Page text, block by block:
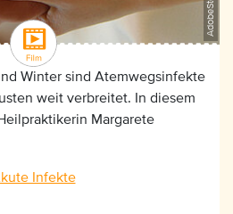
Winter sind Atemwegsinfekte
weit verbreitet. In diesem
Margarete
Infekte